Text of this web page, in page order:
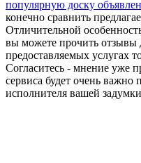
популярную доску
конечно сравнить
Отличительной
вы можете прочить отзывы
предоставляемых услугах
Согласитесь - мнение уже
сервиса будет очень важно
исполнителя вашей